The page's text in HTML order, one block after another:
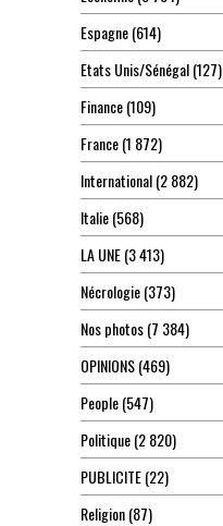
Espagne(614)
Etats Unis/Sénégal(127)
Finance(109)
France(1 872)
International(2 882)
Italie(568)
LA UNE(3 413)
Nécrologie(373)
Nos photos(7 384)
OPINIONS(469)
People(547)
Politique(2 820)
PUBLICITE(22)
Religion(87)